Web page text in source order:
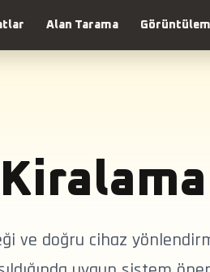
Alan Tarama
ve doğru cihaz